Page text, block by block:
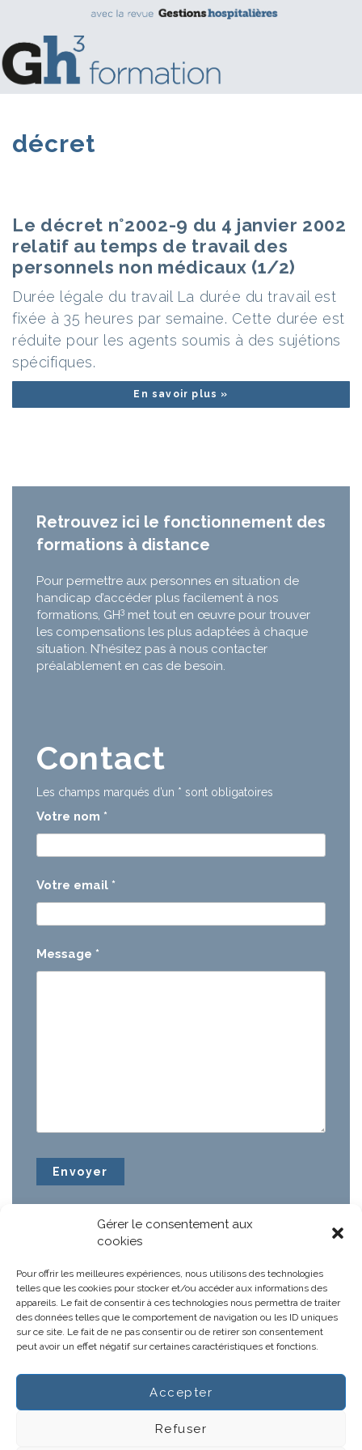
Gérer le consentement aux
cookies
Pour offrir les meilleures expériences, nous utilisons des technologies
telles que les cookies pour stocker et/ou accéder aux informations des
appareils. Le fait de consentir à ces technologies nous permettra de traiter
des données telles que le comportement de navigation ou les ID uniques
sur ce site. Le fait de ne pas consentir ou de retirer son consentement
peut avoir un effet négatif sur certaines caractéristiques et fonctions.
Accepter
Refuser
décret
Le décret n°2002-9 du 4 janvier 2002
relatif au temps de travail des
personnels non médicaux (1/2)
Durée légale du travail La durée du travail est
fixée à 35 heures par semaine. Cette durée est
réduite pour les agents soumis à des sujétions
spécifiques.
En savoir plus »
Retrouvez ici le fonctionnement des
formations à distance
Pour permettre aux personnes en situation de
handicap d’accéder plus facilement à nos
formations, GH3 met tout en œuvre pour trouver
les compensations les plus adaptées à chaque
situation. N’hésitez pas à nous contacter
préalablement en cas de besoin.
Contact
Les champs marqués d’un * sont obligatoires
Votre nom *
Votre email *
Message *
Actus